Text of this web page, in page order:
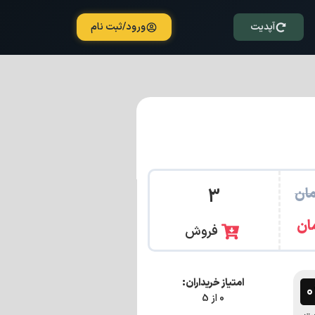
آپدیت ورود/ثبت نام
3
فروش
امتیاز خریداران:
0 از 5